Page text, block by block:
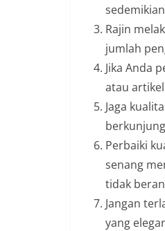
Rajin
jumlah
Jika Anda
atau
Jaga
Perbaiki
senang
tidak
Jangan
yang